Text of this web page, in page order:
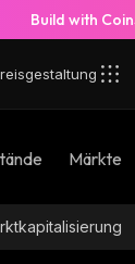
Build with
Märkte